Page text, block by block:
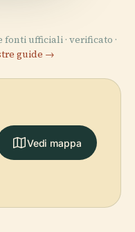
ufficiali · verificato ·
guide →
Vedi mappa